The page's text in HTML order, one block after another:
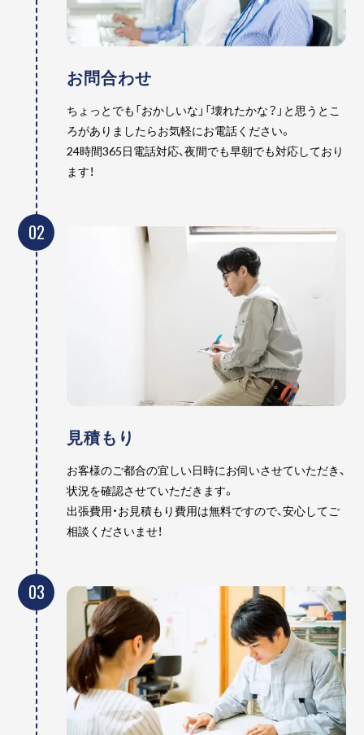
お問合わせ
ちょっとでも「おかしいな」「壊れたかな？」と思うとこ
ろがありましたらお気軽にお電話ください。
24時間365日電話対応、夜間でも早朝でも対応しており
ます！
02
見積もり
お客様のご都合の宜しい日時にお伺いさせていただき、
状況を確認させていただきます。
出張費用・お見積もり費用は無料ですので、安心してご
相談くださいませ！
03